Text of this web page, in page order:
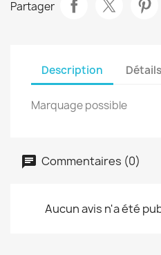
Partager
Description
Marquage possible
Commentaires (0)
Aucun avis n'a été